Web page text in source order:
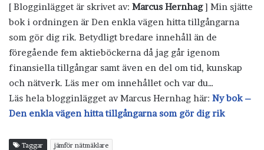
[ Blogginlägget är skrivet av: Marcus Hernhag] Min sjätte
bok i ordningen är Den enkla vägen hitta tillgångarna
som gör dig rik. Betydligt bredare innehåll än de
föregående fem aktieböckerna då jag går igenom
finansiella tillgångar samt även en del om tid, kunskap
och nätverk. Läs mer om innehållet och var du…
Läs hela blogginlägget av Marcus Hernhag här: Ny bok –
Den enkla vägen hitta tillgångarna som gör dig rik
Taggar jämför nätmäklare